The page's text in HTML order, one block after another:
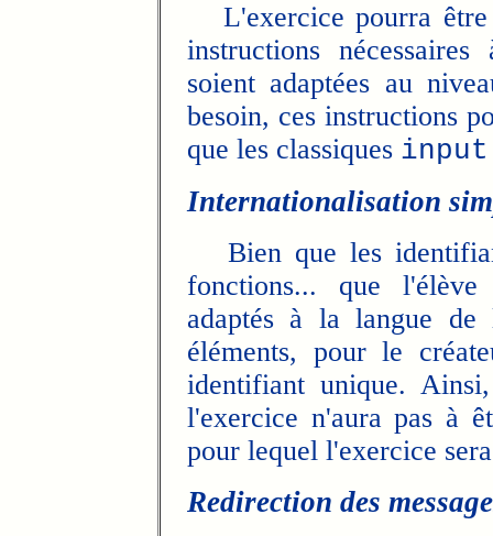
L'exercice pourra être
instructions
soient adaptées au
besoin, ces instructions
que les classiques
Internationalisation
Bien que les
fonctions... que
adaptés à la langue
éléments, pour le
identifiant unique.
l'exercice n'aura pas à
pour lequel l'exercice
Redirection des